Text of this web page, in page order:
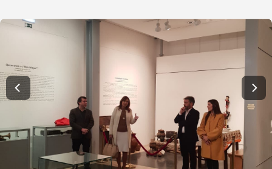
Filtros